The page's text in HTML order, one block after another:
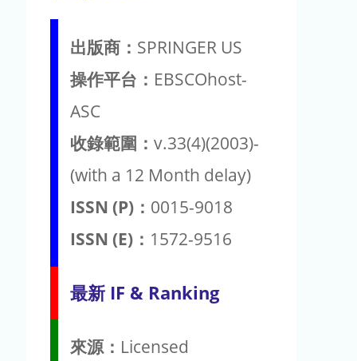
出版商： SPRINGER US
操作平台： EBSCOhost-
ASC
收錄範圍： v.33(4)(2003)-
(with a 12 Month delay)
ISSN (P)： 0015-9018
ISSN (E)： 1572-9516
最新 IF & Ranking
來源： Licensed